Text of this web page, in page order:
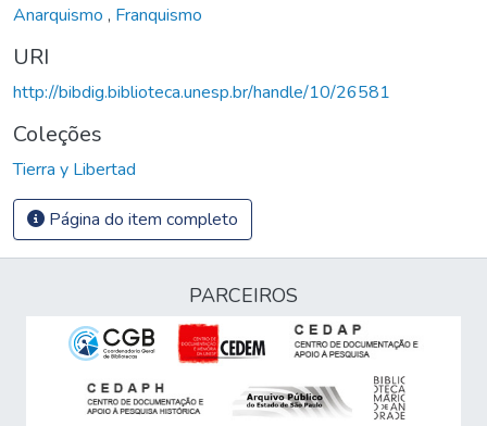
Anarquismo , Franquismo
URI
http://bibdig.biblioteca.unesp.br/handle/10/26581
Coleções
Tierra y Libertad
Página do item completo
PARCEIROS